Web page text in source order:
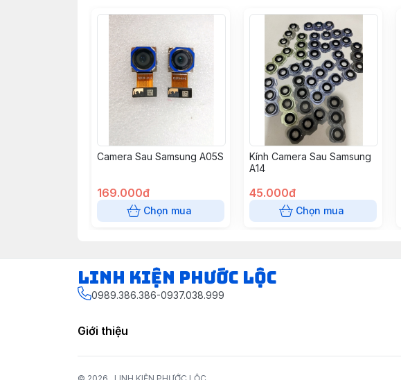
Camera Sau Samsung A05S
169.000đ
Chọn mua
Kính Camera Sau Samsung
A14
45.000đ
Chọn mua
LINH KIỆN PHƯỚC LỘC
0989.386.386-0937.038.999
Giới thiệu